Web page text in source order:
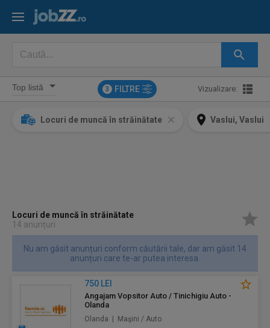
3 FILTRE Vizualizare:
Locuri de muncă în străinătate Vaslui, Vaslui
Locuri de muncă în străinătate
14 anunțuri
Nu am găsit anunțuri conform căutării tale, dar am găsit 14
anunțuri care te-ar putea interesa.
750 LEI
Angajam Vopsitor Auto / Tinichigiu Auto -
Olanda
Olanda | Maşini / Auto